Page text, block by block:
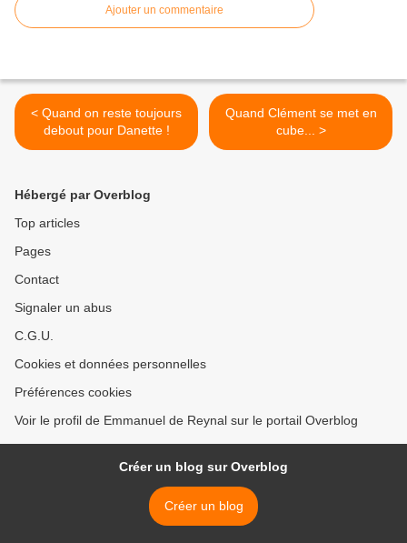
Ajouter un commentaire
< Quand on reste toujours
debout pour Danette !
Quand Clément se met en
cube... >
Hébergé par Overblog
Top articles
Pages
Contact
Signaler un abus
C.G.U.
Cookies et données personnelles
Préférences cookies
Voir le profil de Emmanuel de Reynal sur le portail Overblog
Créer un blog sur Overblog
Créer un blog